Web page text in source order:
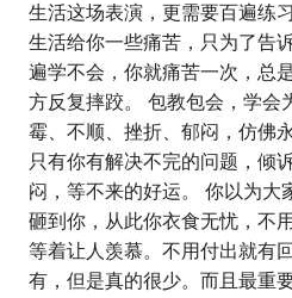
生活这场表演，更需要百遍练
生活给你一些痛苦，只为了告
遍学不会，你就痛苦一次，总
方反复摔跤。 包教包会，学会
霉、不顺、挫折、郁闷，仿佛
只有你有解决不完的问题，倾
闷，等不来的好运。 你以为大
砸到你，从此你衣食无忧，不
等着让人羡慕。不用付出就有
有，但是真的很少。而且最重